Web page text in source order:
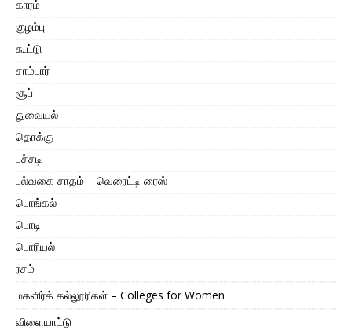
காரம்
குழம்பு
கூட்டு
சாம்பார்
சூப்
துவையல்
தொக்கு
பச்சடி
பல்வகை சாதம் – வெரைட்டி ரைஸ்
பொங்கல்
பொடி
பொரியல்
ரசம்
மகளிர்க் கல்லூரிகள் – Colleges for Women
விளையாட்டு